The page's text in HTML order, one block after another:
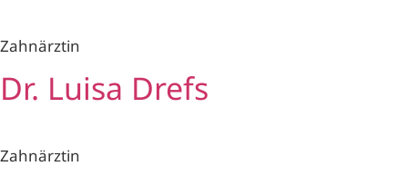
Zahnärztin
Dr. Luisa Drefs
Zahnärztin